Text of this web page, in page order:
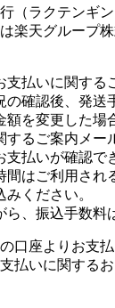
行（ラクテンギ
楽天グループ株
支払いに関する
の確認後、発送
額を変更した場
するご案内メー
支払いが確認で
間はご利用され
ください。
ら、振込手数料
口座よりお支
払いに関する